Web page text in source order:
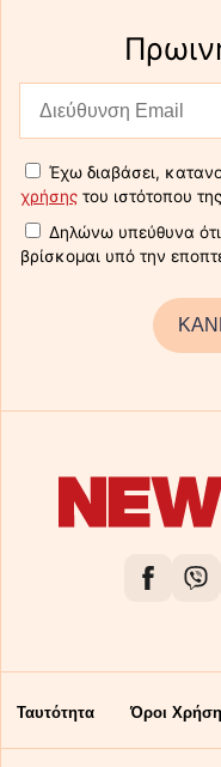
Έχω διαβάσει,
χρήσης του ιστότοπου
Δηλώνω υπεύθυνα
βρίσκομαι υπό την
Ταυτότητα Όροι